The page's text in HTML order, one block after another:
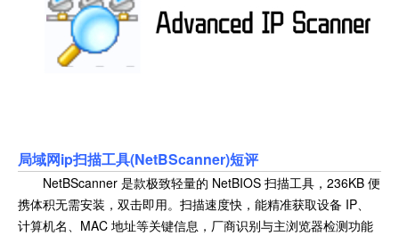
局域网ip扫描工具(NetBScanner)短评
NetBScanner 是款极致轻量的 NetBIOS 扫描工具，236KB 便
携体积无需安装，双击即用。扫描速度快，能精准获取设备 IP、
计算机名、MAC 地址等关键信息，厂商识别与主浏览器检测功能